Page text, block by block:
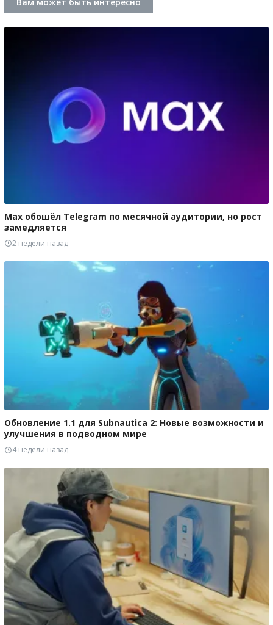
Max обошёл Telegram по месячной аудитории, но рост
замедляется
2 недели назад
Обновление 1.1 для Subnautica 2: Новые возможности и
улучшения в подводном мире
4 недели назад